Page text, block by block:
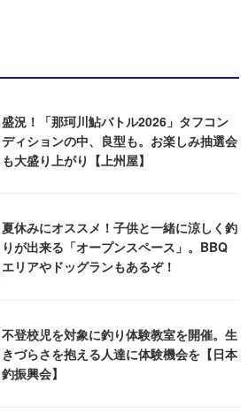
盛況！「那珂川鮎バトル2026」タフコン
ディションの中、良型も。お楽しみ抽選会
も大盛り上がり【上州屋】
夏休みにオススメ！子供と一緒に涼しく釣
りが出来る「オープンスペース」。BBQ
エリアやドッグランもあるぞ！
不登校児を対象に釣り体験教室を開催。生
きづらさを抱える人達に体験機会を【日本
釣振興会】